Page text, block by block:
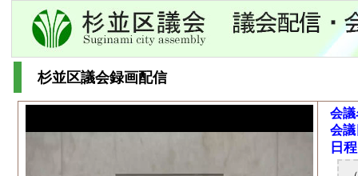
杉並区議会録画配信
会
会